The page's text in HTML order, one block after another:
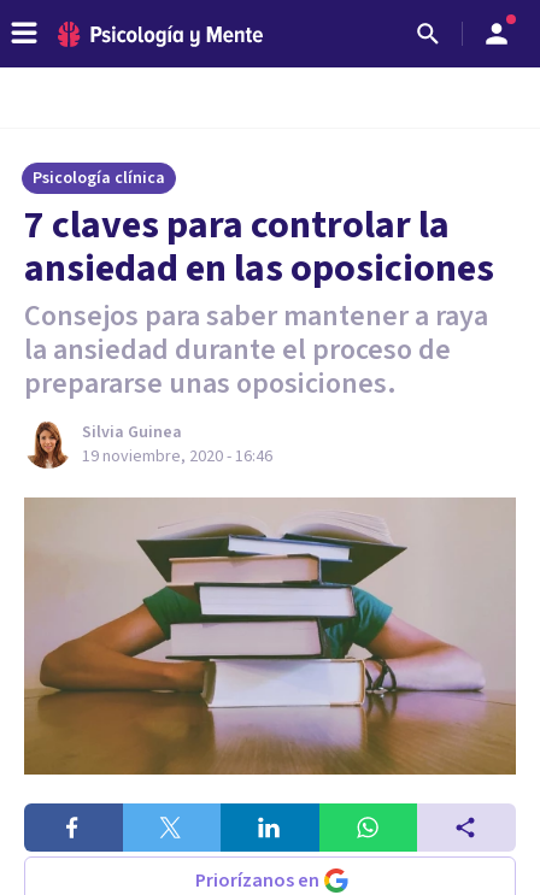
Psicología clínica
7 claves para controlar la
ansiedad en las oposiciones
Consejos para saber mantener a raya
la ansiedad durante el proceso de
prepararse unas oposiciones.
Silvia Guinea
19 noviembre, 2020 - 16:46
Priorízanos en